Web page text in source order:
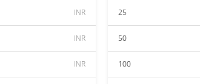
INR
INR
INR
25
50
100